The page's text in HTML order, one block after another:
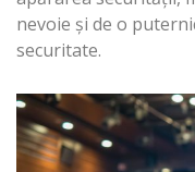
nevoie și de o
securitate.